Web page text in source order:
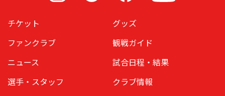
チケット
グッズ
ファンクラブ
観戦ガイド
ニュース
試合日程・結果
選手・スタッフ
クラブ情報